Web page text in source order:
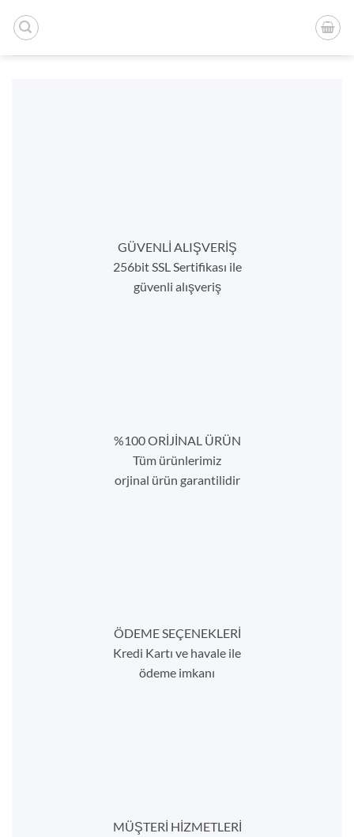
atla
GÜVENLİ ALIŞVERİŞ
256bit SSL Sertifikası ile
güvenli alışveriş
%100 ORİJİNAL ÜRÜN
Tüm ürünlerimiz
orjinal ürün garantilidir
ÖDEME SEÇENEKLERİ
Kredi Kartı ve havale ile
ödeme imkanı
MÜŞTERİ HİZMETLERİ